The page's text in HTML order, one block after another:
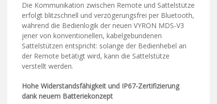
Die Kommunikation zwischen Remote und Sattelstütze
erfolgt blitzschnell und verzögerungsfrei per Bluetooth,
während die Bedienlogik der neuen VYRON MDS-V3
jener von konventionellen, kabelgebundenen
Sattelstützen entspricht: solange der Bedienhebel an
der Remote betätigt wird, kann die Sattelstütze
verstellt werden.
Hohe Widerstandsfähigkeit und IP67-Zertifizierung
dank neuem Batteriekonzept